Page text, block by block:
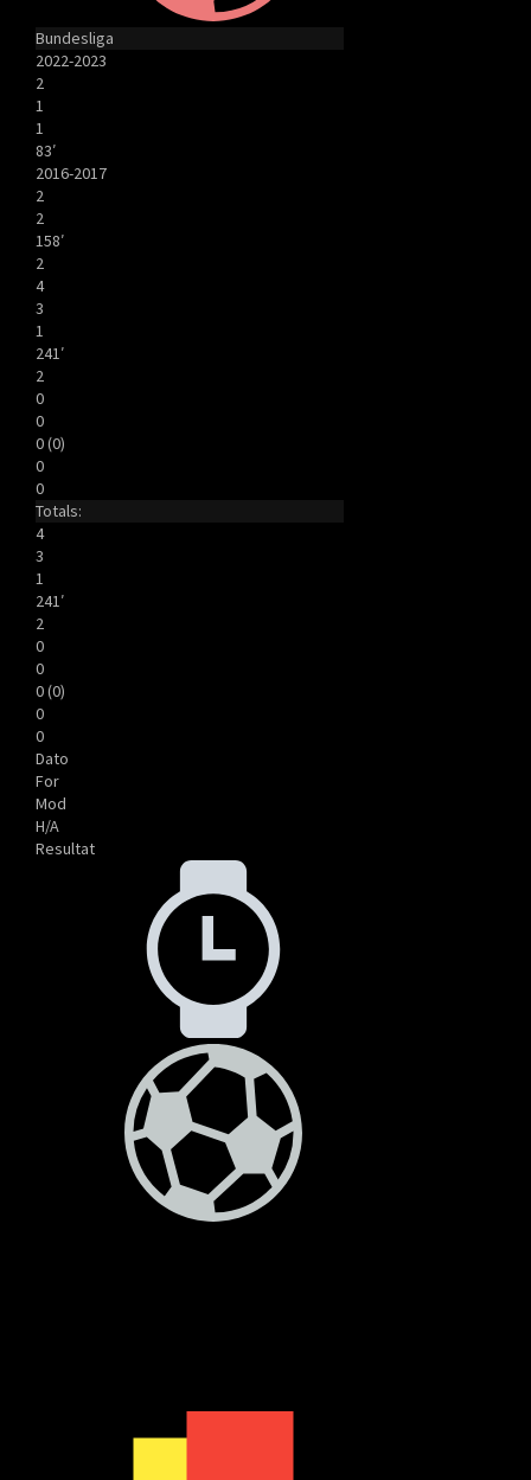
Bundesliga
2022-2023
2
1
1
83′
2016-2017
2
2
158′
2
4
3
1
241′
2
0
0
0 (0)
0
0
Totals:
4
3
1
241′
2
0
0
0 (0)
0
0
Dato
For
Mod
H/A
Resultat